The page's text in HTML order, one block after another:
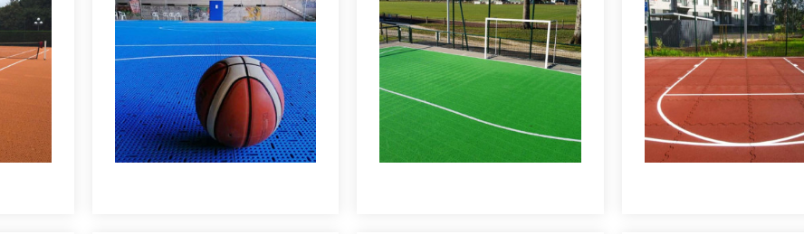
en
se
forme de dalles clipsables en
polypropylène, Flexipads Basket se
démarque par sa grande facili..
Indiquez la surface en m²
forme de dalles clipsables en
polypropylène, Flexipads Futsal se
démarque par sa grande facili..
Indiquez la surface en m²
tout aussi apprécié pour
performances que sa facilité
en oeuvre, les dalles ..
Indiquez la surface en